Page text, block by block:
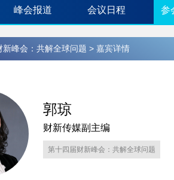
峰会报道 会议日程 参
新峰会：共解全球问题 > 嘉宾详情
郭琼
财新传媒副主编
第十四届财新峰会：共解全球问题